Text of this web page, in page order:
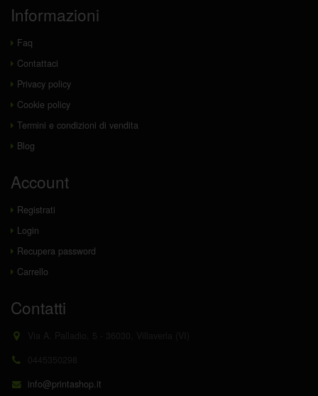
Informazioni
Faq
Contattaci
Privacy policy
Cookie policy
Termini e condizioni di vendita
Blog
Account
Registrati
Login
Recupera password
Carrello
Contatti
info@printashop.it